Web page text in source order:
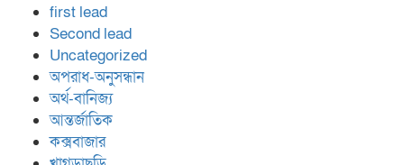
first lead
Second lead
Uncategorized
অপরাধ-অনুসন্ধান
অর্থ-বানিজ্য
আন্তর্জাতিক
কক্সবাজার